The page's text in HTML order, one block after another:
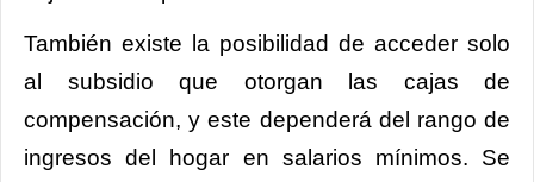
También existe la posibilidad de acceder solo
al subsidio que otorgan las cajas de
compensación, y este dependerá del rango de
ingresos del hogar en salarios mínimos. Se